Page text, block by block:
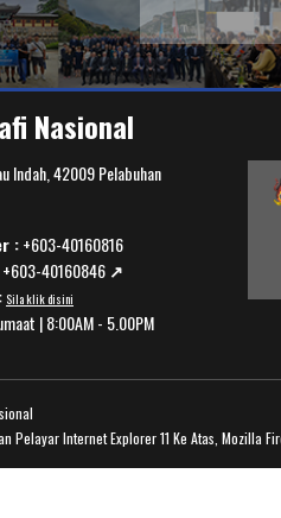
Nasional
Indah, 42009 Pelabuhan
:+603-40160816
+603-40160846 ↗️
Sila klik disini
| 8:00AM - 5.00PM
Pelayar Internet Explorer 11 Ke Atas, Mozilla